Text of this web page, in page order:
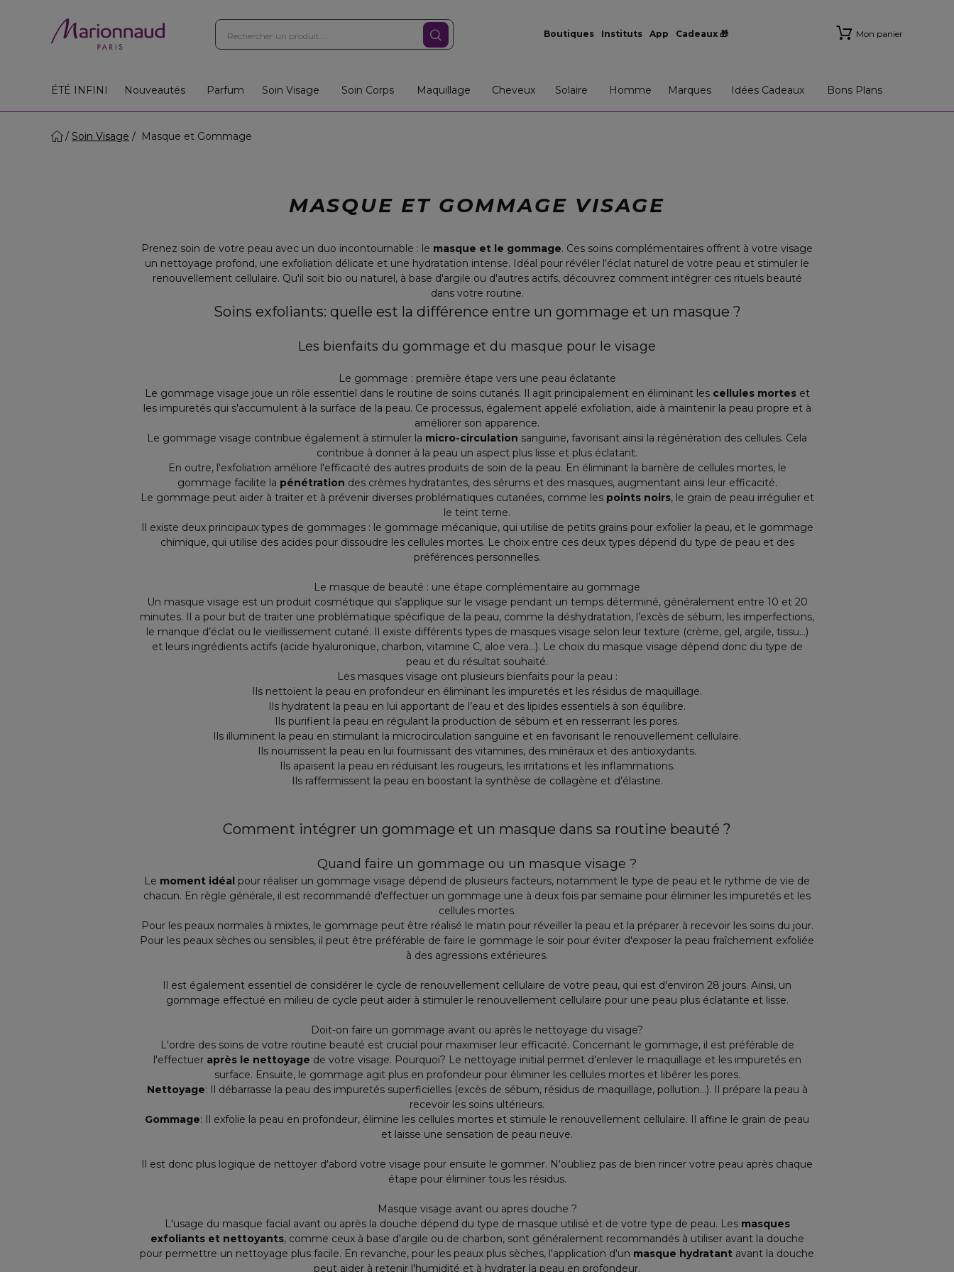
Boutiques Instituts App Cadeaux 🎁 Mon panier
ÉTÉ INFINI Nouveautés Parfum Soin Visage Soin Corps Maquillage Cheveux Solaire Homme Marques Idées Cadeaux Bons Plans
Soin Visage Masque et Gommage
MASQUE ET GOMMAGE VISAGE
Prenez soin de votre peau avec un duo incontournable : le masque et le gommage. Ces soins complémentaires offrent à votre visage
un nettoyage profond, une exfoliation délicate et une hydratation intense. Idéal pour révéler l'éclat naturel de votre peau et stimuler le
renouvellement cellulaire. Qu'il soit bio ou naturel, à base d'argile ou d'autres actifs, découvrez comment intégrer ces rituels beauté
dans votre routine.
Soins exfoliants: quelle est la différence entre un gommage et un masque ?
Les bienfaits du gommage et du masque pour le visage
Le gommage : première étape vers une peau éclatante
Le gommage visage joue un rôle essentiel dans le routine de soins cutanés. Il agit principalement en éliminant les cellules morteset
les impuretés qui s'accumulent à la surface de la peau. Ce processus, également appelé exfoliation, aide à maintenir la peau propre et à
améliorer son apparence.
Le gommage visage contribue également à stimuler la micro-circulation sanguine, favorisant ainsi la régénération des cellules. Cela
contribue à donner à la peau un aspect plus lisse et plus éclatant.
En outre, l'exfoliation améliore l'efficacité des autres produits de soin de la peau. En éliminant la barrière de cellules mortes, le
gommage facilite la pénétration des crèmes hydratantes, des sérums et des masques, augmentant ainsi leur efficacité.
Le gommage peut aider à traiter et à prévenir diverses problématiques cutanées, comme les points noirs, le grain de peau irrégulier et
le teint terne.
Il existe deux principaux types de gommages : le gommage mécanique, qui utilise de petits grains pour exfolier la peau, et le gommage
chimique, qui utilise des acides pour dissoudre les cellules mortes. Le choix entre ces deux types dépend du type de peau et des
préférences personnelles.
Le masque de beauté : une étape complémentaire au gommage
Un masque visage est un produit cosmétique qui s’applique sur le visage pendant un temps déterminé, généralement entre 10 et 20
minutes. Il a pour but de traiter une problématique spécifique de la peau, comme la déshydratation, l’excès de sébum, les imperfections,
le manque d’éclat ou le vieillissement cutané. Il existe différents types de masques visage selon leur texture (crème, gel, argile, tissu…)
et leurs ingrédients actifs (acide hyaluronique, charbon, vitamine C, aloe vera…). Le choix du masque visage dépend donc du type de
peau et du résultat souhaité.
Les masques visage ont plusieurs bienfaits pour la peau :
Ils nettoient la peau en profondeur en éliminant les impuretés et les résidus de maquillage.
Ils hydratent la peau en lui apportant de l’eau et des lipides essentiels à son équilibre.
Ils purifient la peau en régulant la production de sébum et en resserrant les pores.
Ils illuminent la peau en stimulant la microcirculation sanguine et en favorisant le renouvellement cellulaire.
Ils nourrissent la peau en lui fournissant des vitamines, des minéraux et des antioxydants.
Ils apaisent la peau en réduisant les rougeurs, les irritations et les inflammations.
Ils raffermissent la peau en boostant la synthèse de collagène et d’élastine.
Comment intégrer un gommage et un masque dans sa routine beauté ?
Quand faire un gommage ou un masque visage ?
Le moment idéal pour réaliser un gommage visage dépend de plusieurs facteurs, notamment le type de peau et le rythme de vie de
chacun. En règle générale, il est recommandé d'effectuer un gommage une à deux fois par semaine pour éliminer les impuretés et les
cellules mortes.
Pour les peaux normales à mixtes, le gommage peut être réalisé le matin pour réveiller la peau et la préparer à recevoir les soins du jour.
Pour les peaux sèches ou sensibles, il peut être préférable de faire le gommage le soir pour éviter d'exposer la peau fraîchement exfoliée
à des agressions extérieures.
Il est également essentiel de considérer le cycle de renouvellement cellulaire de votre peau, qui est d'environ 28 jours. Ainsi, un
gommage effectué en milieu de cycle peut aider à stimuler le renouvellement cellulaire pour une peau plus éclatante et lisse.
Doit-on faire un gommage avant ou après le nettoyage du visage?
L'ordre des soins de votre routine beauté est crucial pour maximiser leur efficacité. Concernant le gommage, il est préférable de
l'effectuer après le nettoyage de votre visage. Pourquoi? Le nettoyage initial permet d'enlever le maquillage et les impuretés en
surface. Ensuite, le gommage agit plus en profondeur pour éliminer les cellules mortes et libérer les pores.
Nettoyage: Il débarrasse la peau des impuretés superficielles (excès de sébum, résidus de maquillage, pollution...). Il prépare la peau à
recevoir les soins ultérieurs.
Gommage: Il exfolie la peau en profondeur, élimine les cellules mortes et stimule le renouvellement cellulaire. Il affine le grain de peau
et laisse une sensation de peau neuve.
Il est donc plus logique de nettoyer d'abord votre visage pour ensuite le gommer. N'oubliez pas de bien rincer votre peau après chaque
étape pour éliminer tous les résidus.
Masque visage avant ou apres douche ?
L'usage du masque facial avant ou après la douche dépend du type de masque utilisé et de votre type de peau. Les masques
exfoliants et nettoyants, comme ceux à base d'argile ou de charbon, sont généralement recommandés à utiliser avant la douche
pour permettre un nettoyage plus facile. En revanche, pour les peaux plus sèches, l'application d'un masque hydratant avant la douche
peut aider à retenir l'humidité et à hydrater la peau en profondeur.